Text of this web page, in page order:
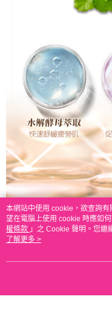
本網站中使用 cookie，欲查詢
望在電腦上使用 cookie 時應如
權條款 」之 Cookie 聲明。您繼
用條款之 Cookie 聲明使用
了解更多 >